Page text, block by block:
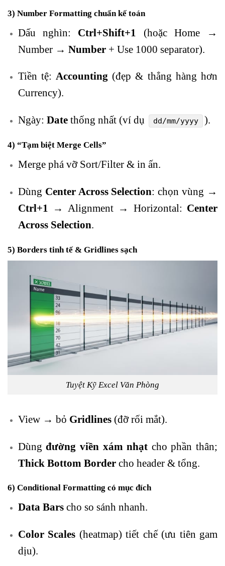
3) Number Formatting chuẩn kế toán
Dấu nghìn: Ctrl+Shift+1
(hoặc Home →
Number → Number+ Use 1000 separator).
Tiền tệ: Accounting (đẹp & thẳng hàng hơn
Currency).
Ngày: Datethống nhất (ví dụ dd/mm/yyyy ).
4) “Tạm biệt Merge Cells”
Merge phá vỡ Sort/Filter & in ấn.
Dùng Center Across Selection: chọn vùng →
Ctrl+1
→ Alignment → Horizontal: Center
Across Selection.
5) Borders tinh tế & Gridlines sạch
Tuyệt Kỹ Excel Văn Phòng
View → bỏ Gridlines(đỡ rối mắt).
Dùngđường viền xám nhạt cho phần thân;
Thick Bottom Bordercho header & tổng.
6) Conditional Formatting có mục đích
Data Barscho so sánh nhanh.
Color Scales (heatmap) tiết chế (ưu tiên gam
dịu).